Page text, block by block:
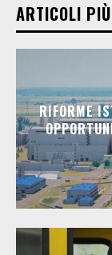
ARTICOLI
RIFORME